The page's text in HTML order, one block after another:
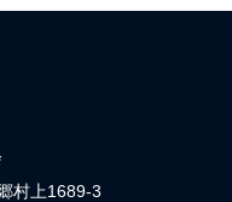
村上1689-3